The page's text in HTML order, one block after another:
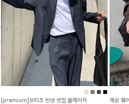
■ ■ ■ ■
[premium]브리즈 린넨 셋업 블레이저
레온 웨